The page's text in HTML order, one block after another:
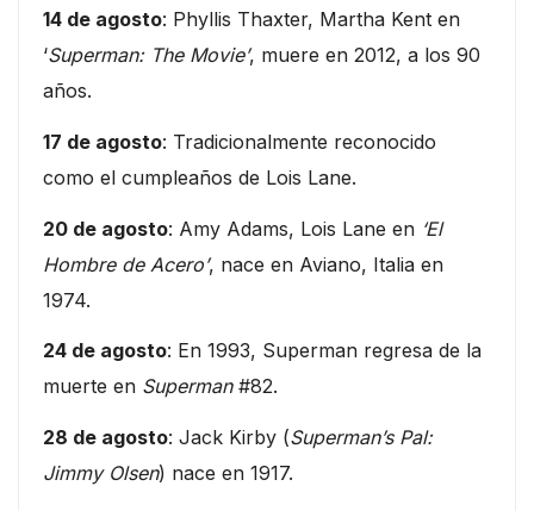
14 de agosto: Phyllis Thaxter, Martha Kent en
‘Superman: The Movie’, muere en 2012, a los 90
años.
17 de agosto: Tradicionalmente reconocido
como el cumpleaños de Lois Lane.
20 de agosto: Amy Adams, Lois Lane en ‘El
Hombre de Acero’, nace en Aviano, Italia en
1974.
24 de agosto: En 1993, Superman regresa de la
muerte en Superman#82.
28 de agosto: Jack Kirby (Superman’s Pal:
Jimmy Olsen) nace en 1917.